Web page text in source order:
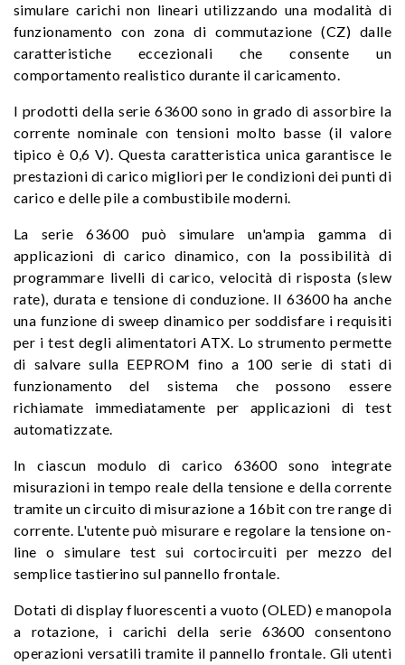
simulare carichi non lineari utilizzando una modalità di
funzionamento con zona di commutazione (CZ) dalle
caratteristiche eccezionali che consente un
comportamento realistico durante il caricamento.
I prodotti della serie 63600 sono in grado di assorbire la
corrente nominale con tensioni molto basse (il valore
tipico è 0,6 V). Questa caratteristica unica garantisce le
prestazioni di carico migliori per le condizioni dei punti di
carico e delle pile a combustibile moderni.
La serie 63600 può simulare un'ampia gamma di
applicazioni di carico dinamico, con la possibilità di
programmare livelli di carico, velocità di risposta (slew
rate), durata e tensione di conduzione. Il 63600 ha anche
una funzione di sweep dinamico per soddisfare i requisiti
per i test degli alimentatori ATX. Lo strumento permette
di salvare sulla EEPROM fino a 100 serie di stati di
funzionamento del sistema che possono essere
richiamate immediatamente per applicazioni di test
automatizzate.
In ciascun modulo di carico 63600 sono integrate
misurazioni in tempo reale della tensione e della corrente
tramite un circuito di misurazione a 16bit con tre range di
corrente. L'utente può misurare e regolare la tensione on-
line o simulare test sui cortocircuiti per mezzo del
semplice tastierino sul pannello frontale.
Dotati di display fluorescenti a vuoto (OLED) e manopola
a rotazione, i carichi della serie 63600 consentono
operazioni versatili tramite il pannello frontale. Gli utenti